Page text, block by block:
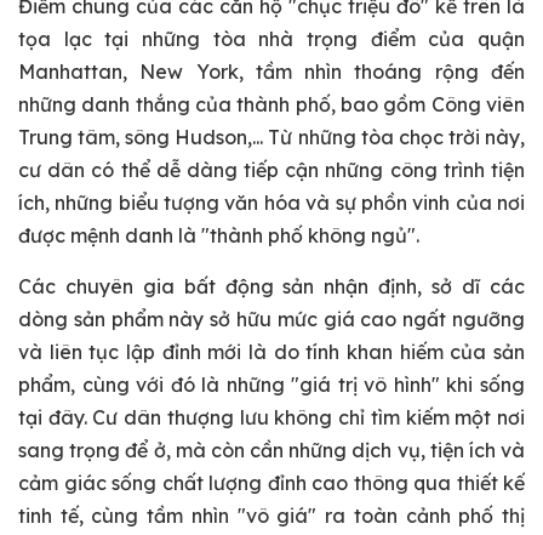
Điểm chung của các căn hộ "chục triệu đô" kể trên là
tọa lạc tại những tòa nhà trọng điểm của quận
Manhattan, New York, tầm nhìn thoáng rộng đến
những danh thắng của thành phố, bao gồm Công viên
Trung tâm, sông Hudson,... Từ những tòa chọc trời này,
cư dân có thể dễ dàng tiếp cận những công trình tiện
ích, những biểu tượng văn hóa và sự phồn vinh của nơi
được mệnh danh là "thành phố không ngủ".
Các chuyên gia bất động sản nhận định, sở dĩ các
dòng sản phẩm này sở hữu mức giá cao ngất ngưỡng
và liên tục lập đỉnh mới là do tính khan hiếm của sản
phẩm, cùng với đó là những "giá trị vô hình" khi sống
tại đây. Cư dân thượng lưu không chỉ tìm kiếm một nơi
sang trọng để ở, mà còn cần những dịch vụ, tiện ích và
cảm giác sống chất lượng đỉnh cao thông qua thiết kế
tinh tế, cùng tầm nhìn "vô giá" ra toàn cảnh phố thị